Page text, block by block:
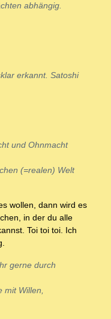
abhängig.
erkannt. Satoshi
und Ohnmacht
(=realen) Welt
wollen, dann wird es
in der du alle
Toi toi toi. Ich
gerne durch
mit Willen,